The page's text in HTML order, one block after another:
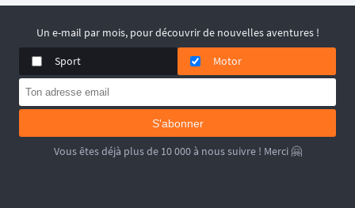
Ne laissez pas le froid arrêter votre passion. Que vous cherchiez
l'immensité de la Mauritanie ou l'intensité d'un
notre calendrier complet pour clôturer votre saison en beauté.
Un e-mail par mois, pour découvrir de nouvelles aventures !
Sport
Motor
S'abonner
Vous êtes déjà plus de 10 000 à nous suivre ! Merci 🤗